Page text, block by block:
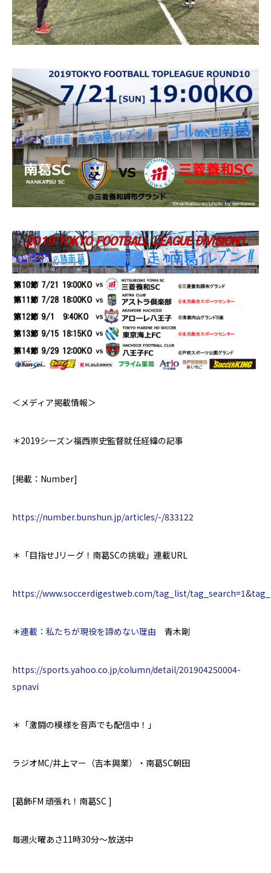
＜メディア掲載情報＞
＊2019シーズン福西崇史監督就任経緯の記事
[掲載： Number]
https://number.bunshun.jp/articles/-/833122
＊ 「目指せJリーグ！南葛SCの挑戦」連載URL
https://www.soccerdigestweb.com/tag_list/
＊連載：私たちが現役を諦めない理由 青木剛
https://sports.yahoo.co.jp/column/detail/201904250004-
spnavi
＊「激闘の模様を音声でも配信中！」
ラジオMC/井上マー（吉本興業）・南葛SC朝田
[葛飾FM 頑張れ！南葛SC ]
毎週火曜あさ11時30分～放送中